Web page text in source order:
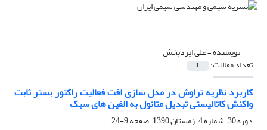
نویسنده =علی ایزدبخش
تعداد مقالات: 1
کاربرد نظریه تراوش در مدل سازی افت فعالیت راکتور بستر ثابت
واکنش کاتالیستی تبدیل متانول به الفین های سبک
دوره 30، شماره 4، زمستان 1390، صفحه
9-24